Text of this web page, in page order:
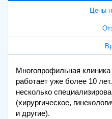
Цены
Многопрофильная
работает уже более 10
несколько
(хирургическое,
и другие).